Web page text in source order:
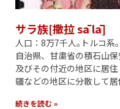
サラ族[撒拉 sā lā]
人口：8万7千人｡トルコ系
自治県、甘粛省の積石山
及びその付近の地区に居
疆などの地区に分散して
続きを読む »